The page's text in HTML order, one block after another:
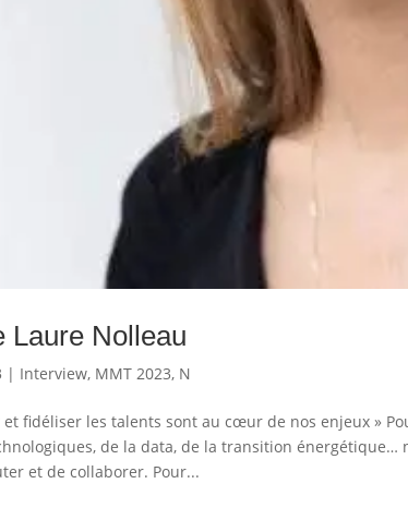
Laure Nolleau
| Interview, MMT 2023, N
et fidéliser les talents sont au cœur de nos enjeux »
de la data, de la transition
et de collaborer. Pour...